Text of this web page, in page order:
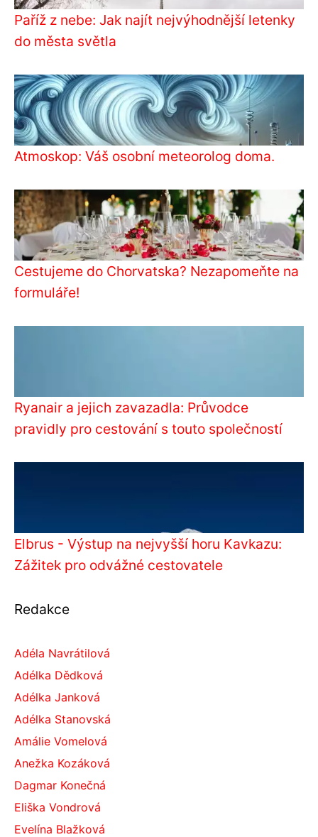
Paříž z nebe: Jak najít nejvýhodnější letenky
do města světla
Atmoskop: Váš osobní meteorolog doma.
Cestujeme do Chorvatska? Nezapomeňte na
formuláře!
Ryanair a jejich zavazadla: Průvodce
pravidly pro cestování s touto společností
Elbrus - Výstup na nejvyšší horu Kavkazu:
Zážitek pro odvážné cestovatele
Redakce
Adéla Navrátilová
Adélka Dědková
Adélka Janková
Adélka Stanovská
Amálie Vomelová
Anežka Kozáková
Dagmar Konečná
Eliška Vondrová
Evelína Blažková